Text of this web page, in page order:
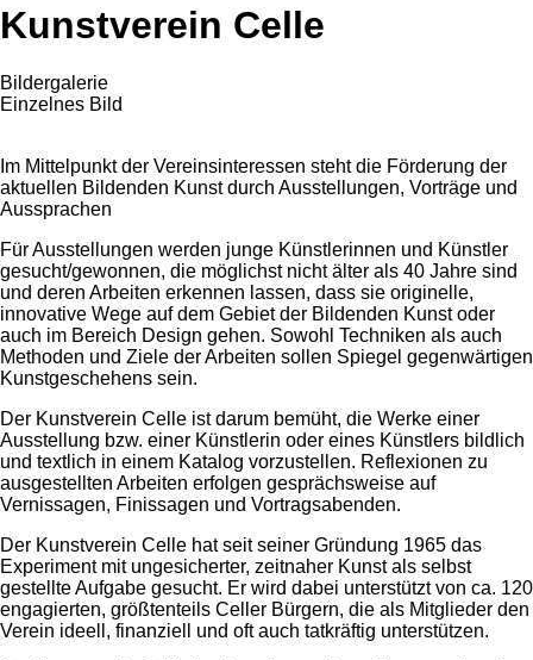
Kunstverein Celle
Bildergalerie
Einzelnes Bild
Im Mittelpunkt der Vereinsinteressen steht die Förderung der
aktuellen Bildenden Kunst durch Ausstellungen, Vorträge und
Aussprachen
Für Ausstellungen werden junge Künstlerinnen und Künstler
gesucht/gewonnen, die möglichst nicht älter als 40 Jahre sind
und deren Arbeiten erkennen lassen, dass sie originelle,
innovative Wege auf dem Gebiet der Bildenden Kunst oder
auch im Bereich Design gehen. Sowohl Techniken als auch
Methoden und Ziele der Arbeiten sollen Spiegel gegenwärtigen
Kunstgeschehens sein.
Der Kunstverein Celle ist darum bemüht, die Werke einer
Ausstellung bzw. einer Künstlerin oder eines Künstlers bildlich
und textlich in einem Katalog vorzustellen. Reflexionen zu
ausgestellten Arbeiten erfolgen gesprächsweise auf
Vernissagen, Finissagen und Vortragsabenden.
Der Kunstverein Celle hat seit seiner Gründung 1965 das
Experiment mit ungesicherter, zeitnaher Kunst als selbst
gestellte Aufgabe gesucht. Er wird dabei unterstützt von ca. 120
engagierten, größtenteils Celler Bürgern, die als Mitglieder den
Verein ideell, finanziell und oft auch tatkräftig unterstützen.